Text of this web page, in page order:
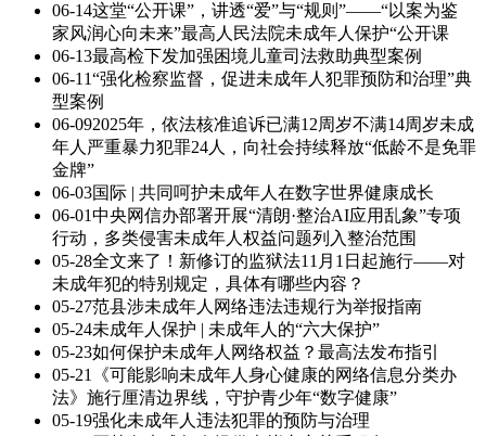
06-14这堂“公开课”，讲透“爱”与“规则”——“以案为鉴
家风润心向未来”最高人民法院未成年人保护“公开课
06-13最高检下发加强困境儿童司法救助典型案例
06-11“强化检察监督，促进未成年人犯罪预防和治理”典
型案例
06-092025年，依法核准追诉已满12周岁不满14周岁未成
年人严重暴力犯罪24人，向社会持续释放“低龄不是免罪
金牌”
06-03国际 | 共同呵护未成年人在数字世界健康成长
06-01中央网信办部署开展“清朗·整治AI应用乱象”专项
行动，多类侵害未成年人权益问题列入整治范围
05-28全文来了！新修订的监狱法11月1日起施行——对
未成年犯的特别规定，具体有哪些内容？
05-27范县涉未成年人网络违法违规行为举报指南
05-24未成年人保护 | 未成年人的“六大保护”
05-23如何保护未成年人网络权益？最高法发布指引
05-21
《可能影响未成年人身心健康的网络信息分类办
法》施行厘清边界线，守护青少年“数字健康”
05-19强化未成年人违法犯罪的预防与治理